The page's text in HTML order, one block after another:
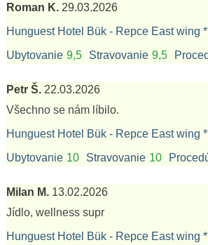
Roman K. 29.03.2026
Hunguest Hotel Bük - Repce East wing
Ubytovanie 9,5 Stravovanie 9,5
Petr Š. 22.03.2026
Všechno se nám líbilo.
Hunguest Hotel Bük - Repce East wing
Ubytovanie 10 Stravovanie 10
Milan M. 13.02.2026
Jídlo, wellness supr
Hunguest Hotel Bük - Repce East wing